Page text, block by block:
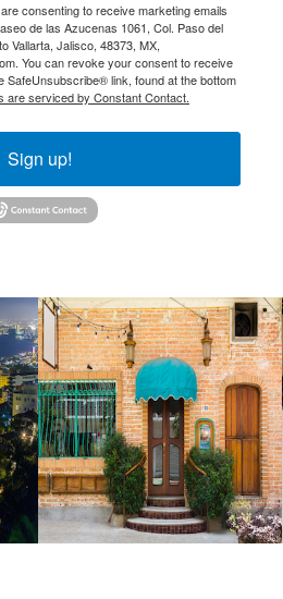
consenting to receive marketing emails
de las Azucenas 1061, Col. Paso del
Vallarta, Jalisco, 48373, MX,
You can revoke your consent to receive
SafeUnsubscribe® link, found at the bottom
are serviced by Constant Contact.
Sign up!